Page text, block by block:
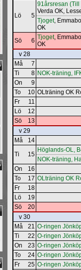
Lö 5
91årsresan (Till
Verda OK,
Tjoget,
OK
Sö
6 Tjoget,
OK
v 28
Må
7
Ti
8 NOK-träning,
On
9
To
10 OLträning OK
Fr
11
Lö
12
Sö
13
v 29
Må
14
Ti
15
Höglands-OL,
NOK-träning,
On
16
To
17 OLträning OK
Fr
18
Lö
19
Sö
20
v 30
Må
21 O-ringen
Ti
22 O-ringen
On
23 O-ringen
To
24 O-ringen
Fr
25 O-ringen